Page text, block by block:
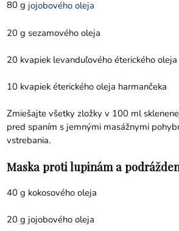
80 g jojobového oleja
20 g sezamového oleja
20 kvapiek levanduľového éterického oleja
10 kvapiek éterického oleja harmančeka
Zmiešajte všetky zložky v 100 ml
pred spaním s jemnými masážnymi
vstrebania.
Maska proti lupinám a
40 g kokosového oleja
20 g jojobového oleja